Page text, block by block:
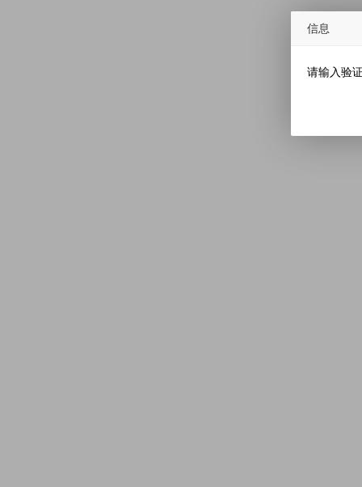
信息
请输入验